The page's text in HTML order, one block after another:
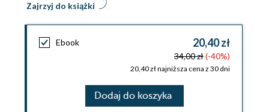
Zajrzyj do książki
Ebook 20,40 zł
34,00 zł(-40%)
20,40 zł najniższa cena z 30 dni
Dodaj do koszyka